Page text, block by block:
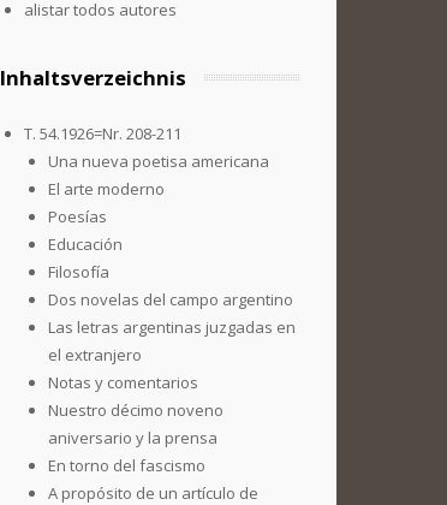
alistar todos autores
Inhaltsverzeichnis
T. 54.1926=Nr. 208-211
Una nueva poetisa americana
El arte moderno
Poesías
Educación
Filosofía
Dos novelas del campo argentino
Las letras argentinas juzgadas en
el extranjero
Notas y comentarios
Nuestro décimo noveno
aniversario y la prensa
En torno del fascismo
A propósito de un artículo de